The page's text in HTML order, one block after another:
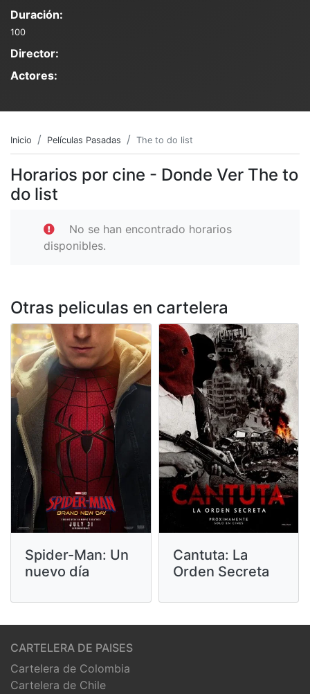
Duración:
100
Director:
Actores:
Inicio Películas Pasadas The to do list
Horarios por cine - Donde Ver The to
do list
No se han encontrado horarios
disponibles.
Otras peliculas en cartelera
Spider-Man: Un
nuevo día
Cantuta: La
Orden Secreta
CARTELERA DE PAISES
Cartelera de Colombia
Cartelera de Chile